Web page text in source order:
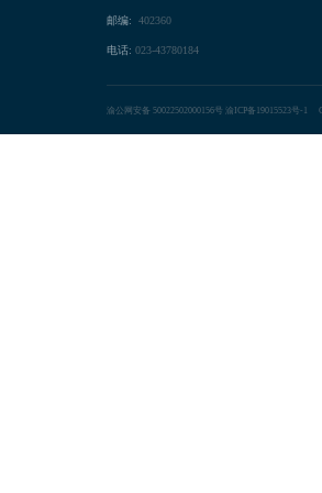
邮编: 402360
电话: 023-43780184
渝公网安备 50022502000156号 渝ICP备19015523号-1